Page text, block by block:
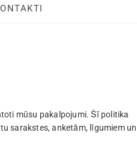
mūsu pakalpojumi. Šī politika
sarakstes, anketām, līgumiem un